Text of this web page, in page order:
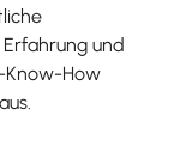
und
Know-How
aus.